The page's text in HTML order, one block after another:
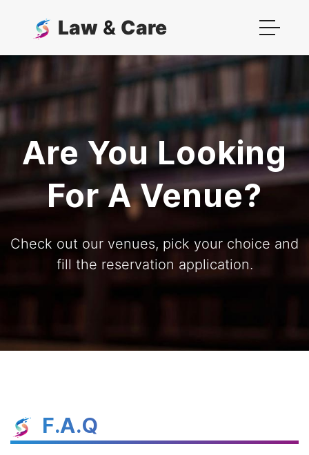
Law & Care
Are You Looking
For A Venue?
Check out our venues, pick your choice and
fill the reservation application.
F.A.Q